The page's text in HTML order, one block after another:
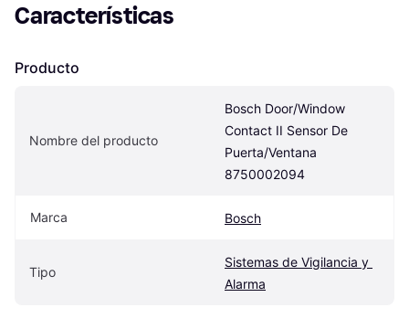
Características
Producto
Nombre del producto
Bosch Door/Window
Contact II Sensor De
Puerta/Ventana
8750002094
Marca Bosch
Tipo
Sistemas de Vigilancia y
Alarma